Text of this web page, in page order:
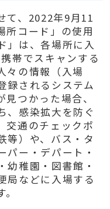
、 2022年9月 11
所コード」の使用
」は、各場所に入
帯でスキャンする
々の情報（入場
録されるシステム
つかった場合、
、感染拡大を防ぐ
交通のチェックポ
等）や、バス・タ
パー・デパート・
幼稚園・図書館・
局などに入場する